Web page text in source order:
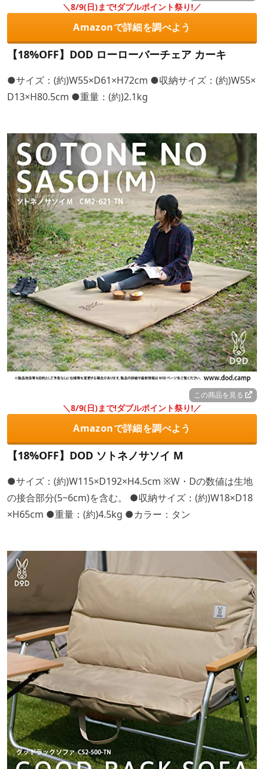
＼8/9(日)まで!ダブルポイント祭り!／
Amazonで詳細を調べよう
【18%OFF】DOD ローローバーチェア カーキ
●サイズ：(約)W55×D61×H72cm ●収納サイズ：(約)W55×
D13×H80.5cm ●重量：(約)2.1kg
この商品を見る
＼8/9(日)まで!ダブルポイント祭り!／
Amazonで詳細を調べよう
【18%OFF】DOD ソトネノサソイ M
●サイズ：(約)W115×D192×H4.5cm ※W・Dの数値は生地
の接合部分(5~6cm)を含む。 ●収納サイズ：(約)W18×D18
×H65cm ●重量：(約)4.5kg ●カラー：タン